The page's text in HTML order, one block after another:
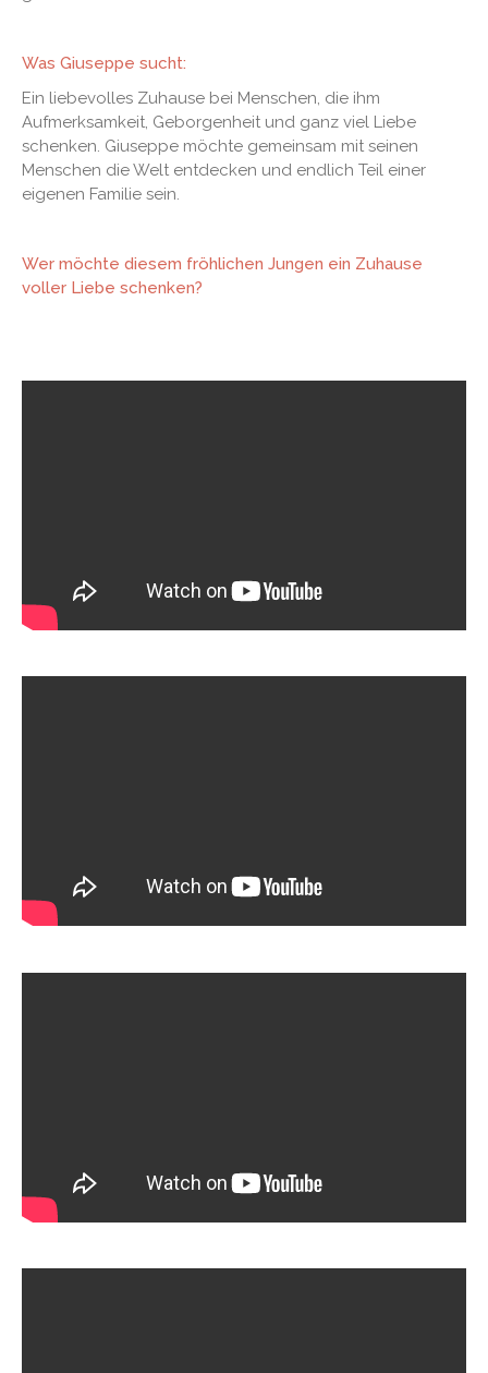
Was Giuseppe sucht:
Ein liebevolles Zuhause bei Menschen, die ihm
Aufmerksamkeit, Geborgenheit und ganz viel Liebe
schenken. Giuseppe möchte gemeinsam mit seinen
Menschen die Welt entdecken und endlich Teil einer
eigenen Familie sein.
Wer möchte diesem fröhlichen Jungen ein Zuhause
voller Liebe schenken?